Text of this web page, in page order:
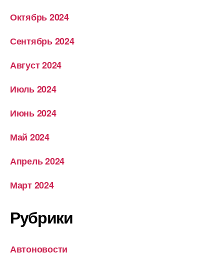
Октябрь 2024
Сентябрь 2024
Август 2024
Июль 2024
Июнь 2024
Май 2024
Апрель 2024
Март 2024
Рубрики
Автоновости